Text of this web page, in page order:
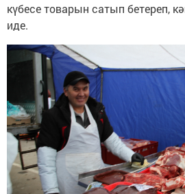
күбесе товарын сатып бетереп,
иде.